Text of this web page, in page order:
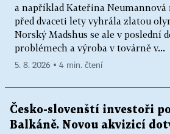
a například Kateřina Neumannová
před dvaceti lety vyhrála zlatou
Norský Madshus se ale v poslední
problémech a výroba v továrně v...
5. 8. 2026 ▪ 4 min. čtení
Česko-slovenští investoři
Balkáně. Novou akvizicí